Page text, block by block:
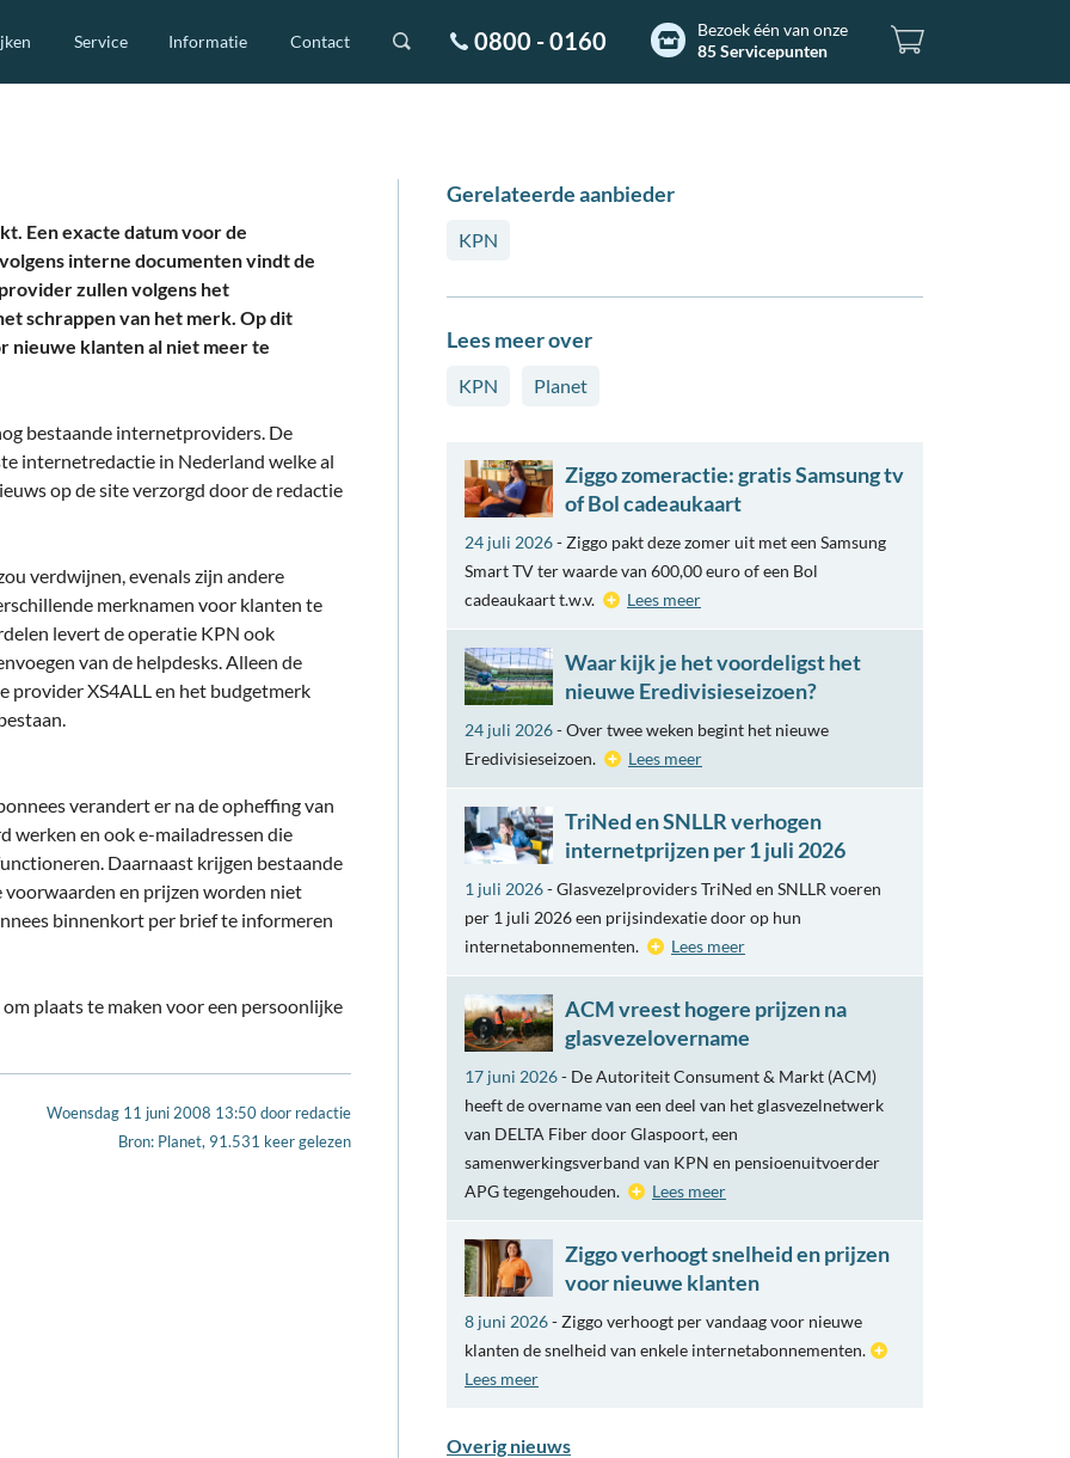
Service Informatie Contact 0800 - 0160
Bezoek één van onze
85 Servicepunten
Een exacte datum voor de
interne documenten vindt de
zullen volgens het
schrappen van het merk. Op dit
nieuwe klanten al niet meer te
bestaande internetproviders. De
internetredactie in Nederland welke al
op de site verzorgd door de redactie
verdwijnen, evenals zijn andere
merknamen voor klanten te
levert de operatie KPN ook
van de helpdesks. Alleen de
provider XS4ALL en het budgetmerk
verandert er na de opheffing van
werken en ook e-mailadressen die
Daarnaast krijgen bestaande
voorwaarden en prijzen worden niet
binnenkort per brief te informeren
plaats te maken voor een persoonlijke
Woensdag 11 juni 2008 13:50door redactie
Bron: Planet, 91.531 keer gelezen
Gerelateerde aanbieder
KPN
Lees meer over
KPN Planet
Ziggo zomeractie: gratis Samsung tv
of Bol cadeaukaart
24 juli 2026- Ziggo pakt deze zomer uit met een Samsung
Smart TV ter waarde van 600,00 euro of een Bol
cadeaukaart t.w.v.
Lees meer
Waar kijk je het voordeligst het
nieuwe Eredivisieseizoen?
24 juli 2026- Over twee weken begint het nieuwe
Eredivisieseizoen.
Lees meer
TriNed en SNLLR verhogen
internetprijzen per 1 juli 2026
1 juli 2026- Glasvezelproviders TriNed en SNLLR voeren
per 1 juli 2026 een prijsindexatie door op hun
internetabonnementen.
Lees meer
ACM vreest hogere prijzen na
glasvezelovername
17 juni 2026- De Autoriteit Consument & Markt (ACM)
heeft de overname van een deel van het glasvezelnetwerk
van DELTA Fiber door Glaspoort, een
samenwerkingsverband van KPN en pensioenuitvoerder
APG tegengehouden.
Lees meer
Ziggo verhoogt snelheid en prijzen
voor nieuwe klanten
8 juni 2026- Ziggo verhoogt per vandaag voor nieuwe
klanten de snelheid van enkele internetabonnementen.
Lees meer
Overig nieuws